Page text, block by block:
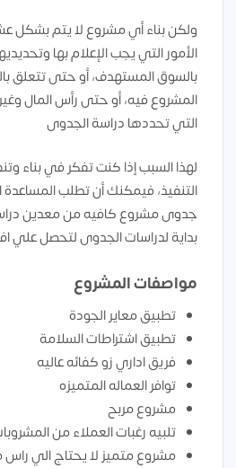
ولكن بناء أي مشروع لا يتم بشكل
الأمور التي يجب الإعلام بها
بالسوق المستهدف، أو حتى تتعلق
المشروع فيه، أو حتى رأس المال
التي تحددها دراسة الجدوى
لهذا السبب إذا كنت تفكر في بناء
التنفيذ، فيمكنك أن تطلب
جدوى مشروع كافيه من معدين
بداية لدراسات الجدوى لتحصل علي
مواصفات المشروع
تطبيق معاير الجودة
تطبيق اشتراطات السلامة
فريق اداري زو كفائه عاليه
توافر العماله المتميزه
مشروع مربح
تلبيه رغبات العملاء من
مشروع متميز لا يحتاج الي راس